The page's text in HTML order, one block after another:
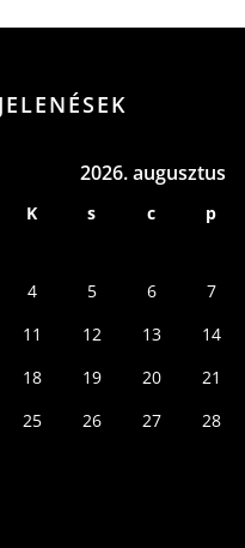
2026. augusztus
K s c p
4 5 6 7
11 12 13 14
18 19 20 21
25 26 27 28